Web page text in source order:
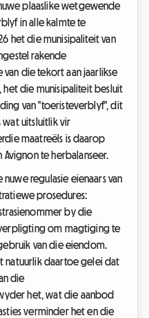
plaaslike wetgewende
in alle kalmte te
het die munisipaliteit van
rakende
die tekort aan jaarlikse
het die munisipaliteit besluit
van "toeristeverblyf", dit
wat uitsluitlik vir
maatreëls is daarop
te herbalanseer.
regulasie eienaars van
prosedures:
by die
om magtiging te
van die eiendom.
natuurlik daartoe gelei dat
die
het, wat die aanbod
verminder het en die